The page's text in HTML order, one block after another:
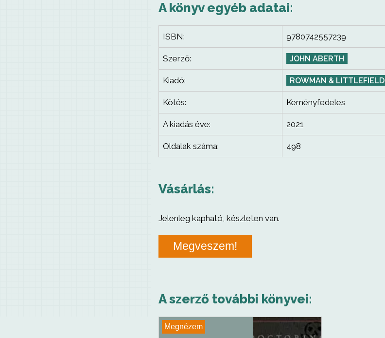
A könyv egyéb adatai:
ISBN: 9780742557239
Szerző: JOHN ABERTH
Kiadó: ROWMAN & LITTLEFIELD
Kötés: Keményfedeles
A kiadás éve: 2021
Oldalak száma: 498
Vásárlás:
Jelenleg kapható, készleten van.
Megveszem!
A szerző további könyvei:
Megnézem